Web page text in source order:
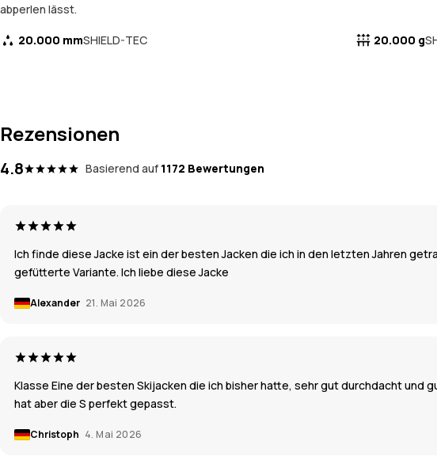
abperlen lässt.
20.000 mmSHIELD-TEC 20.000 g
Rezensionen
4.8 Basierend auf 1172 Bewertungen
Ich finde diese Jacke ist ein der besten Jacken die ich in den letzten Jahren
gefütterte Variante. Ich liebe diese Jacke
Alexander 21. Mai 2026
Klasse Eine der besten Skijacken die ich bisher hatte, sehr gut durchdacht und
hat aber die S perfekt gepasst.
Christoph 4. Mai 2026